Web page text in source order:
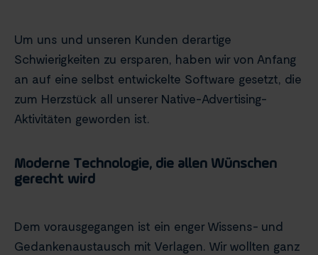
Um uns und unseren Kunden derartige
Schwierigkeiten zu ersparen, haben wir von Anfang
an auf eine selbst entwickelte Software gesetzt, die
zum Herzstück all unserer Native-Advertising-
Aktivitäten geworden ist.
Moderne Technologie, die allen Wünschen
gerecht wird
Dem vorausgegangen ist ein enger Wissens- und
Gedankenaustausch mit Verlagen. Wir wollten ganz